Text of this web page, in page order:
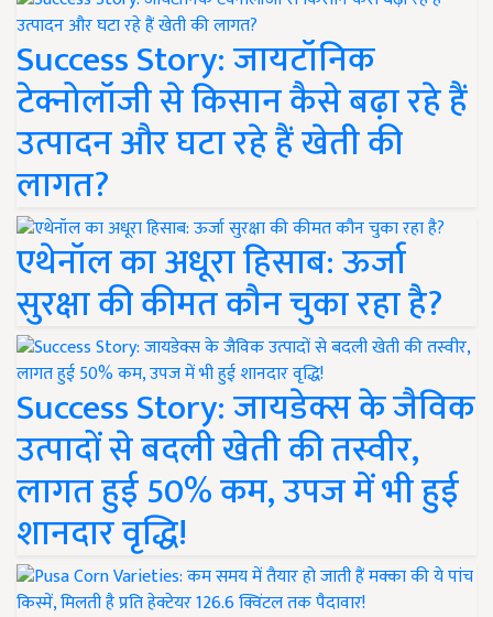
Success Story: जायटॉनिक
टेक्नोलॉजी से किसान कैसे बढ़ा रहे हैं
उत्पादन और घटा रहे हैं खेती की
लागत?
एथेनॉल का अधूरा हिसाब: ऊर्जा
सुरक्षा की कीमत कौन चुका रहा है?
Success Story: जायडेक्स के जैविक
उत्पादों से बदली खेती की तस्वीर,
लागत हुई 50% कम, उपज में भी हुई
शानदार वृद्धि!